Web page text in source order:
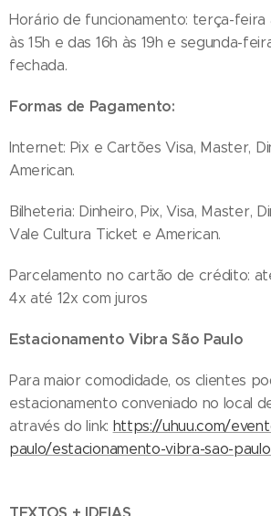
Horário de funcionamento: terça-feira
às 15h e das 16h às 19h e segunda-
fechada.
Formas de Pagamento:
Internet: Pix e Cartões Visa, Master,
American.
Bilheteria: Dinheiro, Pix, Visa, Master,
Vale Cultura Ticket e American.
Parcelamento no cartão de crédito:
4x até 12x com juros
Estacionamento Vibra São Paulo
Para maior comodidade, os clientes
estacionamento conveniado no local
através do link: https://uhuu.com/
paulo/estacionamento-vibra-sao-